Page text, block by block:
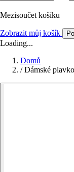
Mezisoučet košíku
Zobrazit můj košík
Loading...
Domů
/ Dámské